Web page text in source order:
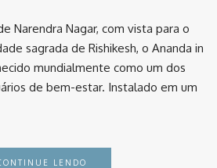
Narendra Nagar, com vista para o
sagrada de Rishikesh, o Ananda in
mundialmente como um dos
de bem-estar. Instalado em um
LENDO